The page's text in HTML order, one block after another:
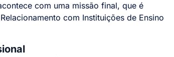
com uma missão final, que é
com Instituições de Ensino